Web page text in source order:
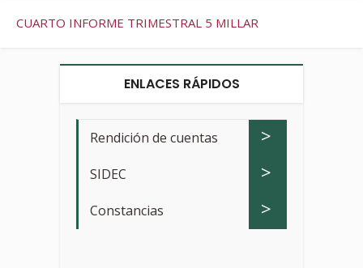
CUARTO INFORME TRIMESTRAL 5 MILLAR
ENLACES RÁPIDOS
Rendición de cuentas >
SIDEC >
Constancias >